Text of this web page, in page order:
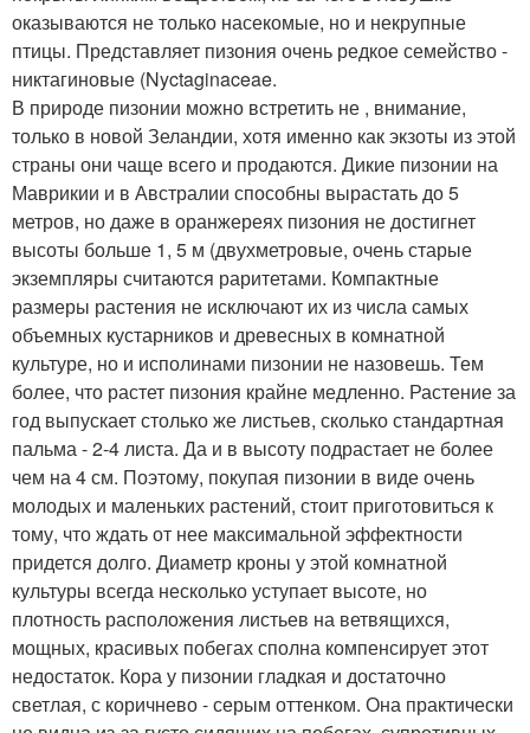
оказываются не только насекомые, но и некрупные
птицы. Представляет пизония очень редкое семейство -
никтагиновые (Nyctaginaceae.
В природе пизонии можно встретить не , внимание,
только в новой Зеландии, хотя именно как экзоты из этой
страны они чаще всего и продаются. Дикие пизонии на
Маврикии и в Австралии способны вырастать до 5
метров, но даже в оранжереях пизония не достигнет
высоты больше 1, 5 м (двухметровые, очень старые
экземпляры считаются раритетами. Компактные
размеры растения не исключают их из числа самых
объемных кустарников и древесных в комнатной
культуре, но и исполинами пизонии не назовешь. Тем
более, что растет пизония крайне медленно. Растение за
год выпускает столько же листьев, сколько стандартная
пальма - 2-4 листа. Да и в высоту подрастает не более
чем на 4 см. Поэтому, покупая пизонии в виде очень
молодых и маленьких растений, стоит приготовиться к
тому, что ждать от нее максимальной эффектности
придется долго. Диаметр кроны у этой комнатной
культуры всегда несколько уступает высоте, но
плотность расположения листьев на ветвящихся,
мощных, красивых побегах сполна компенсирует этот
недостаток. Кора у пизонии гладкая и достаточно
светлая, с коричнево - серым оттенком. Она практически